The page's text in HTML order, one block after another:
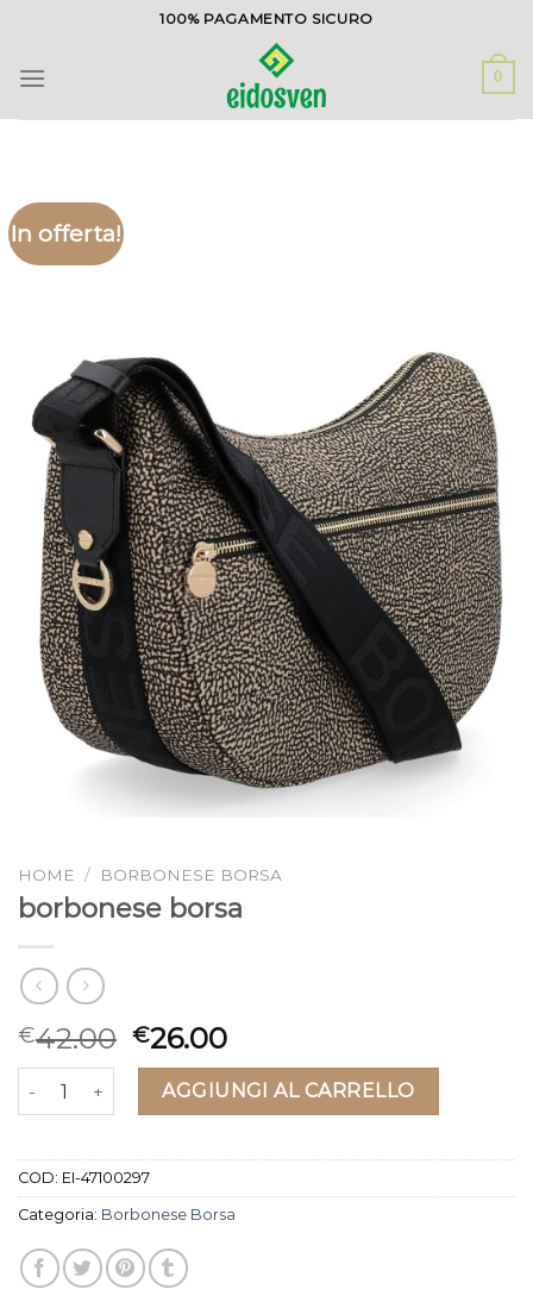
contenuti
100% PAGAMENTO SICURO
0
In offerta!
HOME / BORBONESE BORSA
borbonese borsa
€42.00 €26.00
borbonese borsa quantitàAGGIUNGI AL CARRELLO
COD: EI-47100297
Categoria: Borbonese Borsa